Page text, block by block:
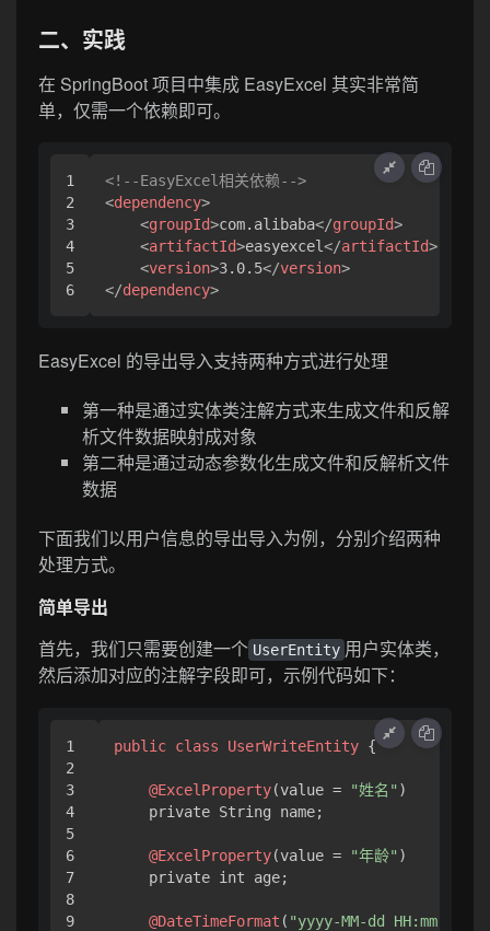
二、实践
在 SpringBoot 项目中集成 EasyExcel 其实非常简
单，仅需一个依赖即可。
1
2
3
4
5
<!--EasyExcel相关依赖-->
<dependency>
<groupId>com.alibaba</groupId>
<artifactId>easyexcel</artifactId>
<version>3.0.5</version>
</dependency>
EasyExcel 的导出导入支持两种方式进行处理
第一种是通过实体类注解方式来生成文件和反解
析文件数据映射成对象
第二种是通过动态参数化生成文件和反解析文件
数据
下面我们以用户信息的导出导入为例，分别介绍两种
处理方式。
简单导出
首先，我们只需要创建一个 UserEntity 用户实体类，
然后添加对应的注解字段即可，示例代码如下：
1
2
3
4
5
6
7
8
9
public class UserWriteEntity {
@ExcelProperty(value = "姓名" )
    private String name;
@ExcelProperty(value = "年龄" )
    private int age;
@DateTimeFormat ( "yyyy-MM-dd HH:mm:ss"